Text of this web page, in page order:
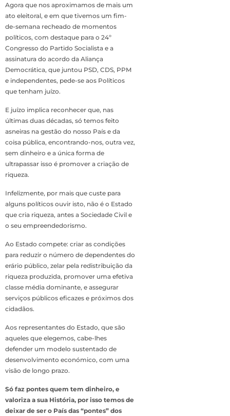
Agora que nos aproximamos de mais um
ato eleitoral, e em que tivemos um fim-
de-semana recheado de momentos
políticos, com destaque para o 24º
Congresso do Partido Socialista e a
assinatura do acordo da Aliança
Democrática, que juntou PSD, CDS, PPM
e independentes, pede-se aos Políticos
que tenham juízo.
E juízo implica reconhecer que, nas
últimas duas décadas, só temos feito
asneiras na gestão do nosso País e da
coisa pública, encontrando-nos, outra vez,
sem dinheiro e a única forma de
ultrapassar isso é promover a criação de
riqueza.
Infelizmente, por mais que custe para
alguns políticos ouvir isto, não é o Estado
que cria riqueza, antes a Sociedade Civil e
o seu empreendedorismo.
Ao Estado compete: criar as condições
para reduzir o número de dependentes do
erário público, zelar pela redistribuição da
riqueza produzida, promover uma efetiva
classe média dominante, e assegurar
serviços públicos eficazes e próximos dos
cidadãos.
Aos representantes do Estado, que são
aqueles que elegemos, cabe-lhes
defender um modelo sustentado de
desenvolvimento económico, com uma
visão de longo prazo.
Só faz pontes quem tem dinheiro, e
valoriza a sua História, por isso temos de
deixar de ser o País das “pontes” dos